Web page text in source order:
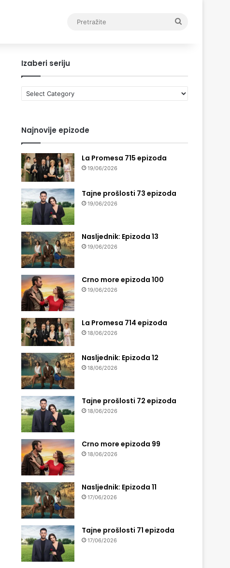
Izaberi seriju
Izaberi
seriju
Najnovije epizode
La Promesa 715 epizoda
19/06/2026
Tajne prošlosti 73 epizoda
19/06/2026
Nasljednik: Epizoda 13
19/06/2026
Crno more epizoda 100
19/06/2026
La Promesa 714 epizoda
18/06/2026
Nasljednik: Epizoda 12
18/06/2026
Tajne prošlosti 72 epizoda
18/06/2026
Crno more epizoda 99
18/06/2026
Nasljednik: Epizoda 11
17/06/2026
Tajne prošlosti 71 epizoda
17/06/2026